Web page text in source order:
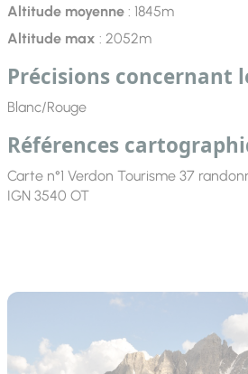
Altitude moyenne: 1845m
Altitude max : 2052m
Précisions concernant
Blanc/Rouge
Références
Carte n°1 Verdon Tourisme 37
IGN 3540 OT